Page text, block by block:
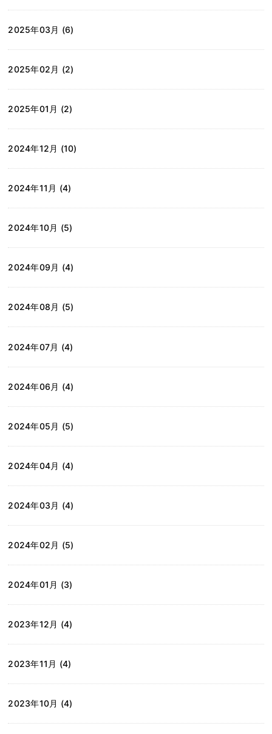
2025年03月 (6)
2025年02月 (2)
2025年01月 (2)
2024年12月 (10)
2024年11月 (4)
2024年10月 (5)
2024年09月 (4)
2024年08月 (5)
2024年07月 (4)
2024年06月 (4)
2024年05月 (5)
2024年04月 (4)
2024年03月 (4)
2024年02月 (5)
2024年01月 (3)
2023年12月 (4)
2023年11月 (4)
2023年10月 (4)